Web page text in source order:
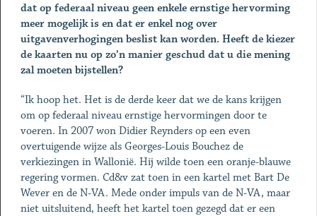
dat op federaal niveau geen enkele ernstige hervorming
meer mogelijk is en dat er enkel nog over
uitgavenverhogingen beslist kan worden. Heeft de kiezer
de kaarten nu op zo’n manier geschud dat u die mening
zal moeten bijstellen?
“Ik hoop het. Het is de derde keer dat we de kans krijgen
om op federaal niveau ernstige hervormingen door te
voeren. In 2007 won Didier Reynders op een even
overtuigende wijze als Georges-Louis Bouchez de
verkiezingen in Wallonië. Hij wilde toen een oranje-blauwe
regering vormen. Cd&v zat toen in een kartel met Bart De
Wever en de N-VA. Mede onder impuls van de N-VA, maar
niet uitsluitend, heeft het kartel toen gezegd dat er een